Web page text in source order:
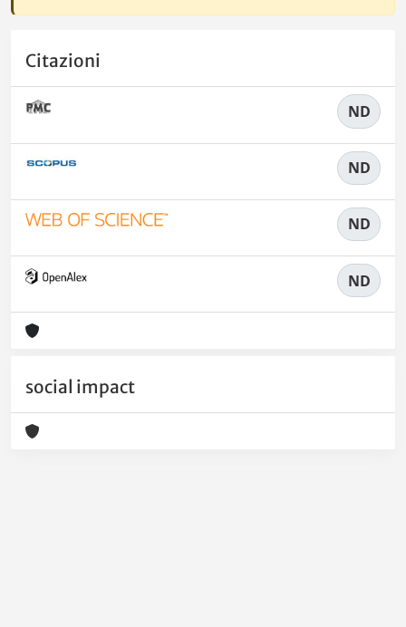
Citazioni
ND
ND
ND
ND
social impact